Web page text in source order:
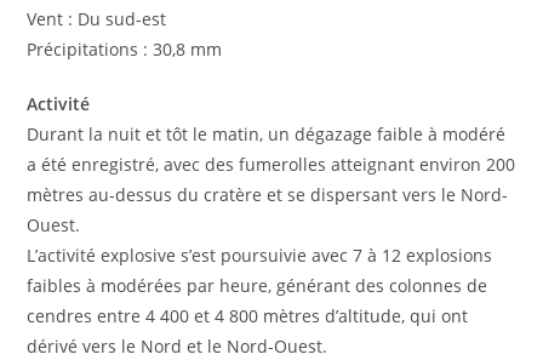
Vent : Du sud-est
Précipitations : 30,8 mm
Activité
Durant la nuit et tôt le matin, un dégazage faible à modéré
a été enregistré, avec des fumerolles atteignant environ 200
mètres au-dessus du cratère et se dispersant vers le Nord-
Ouest.
L’activité explosive s’est poursuivie avec 7 à 12 explosions
faibles à modérées par heure, générant des colonnes de
cendres entre 4 400 et 4 800 mètres d’altitude, qui ont
dérivé vers le Nord et le Nord-Ouest.